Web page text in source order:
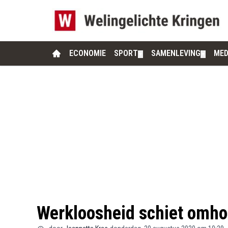
ECONOMIE SPORT SAMENLEVING
Werkloosheid schiet